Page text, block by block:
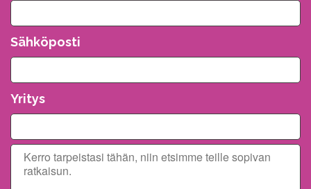
Sähköposti
Yritys